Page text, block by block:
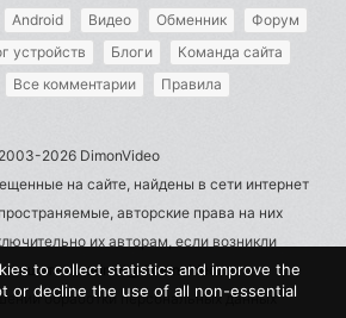
Android Видео Обменник
Форум
устройств Блоги
Команда сайта
Все комментарии Правила
2003-2026 DimonVideo
на сайте, найдены в сети интернет
авторские права на них
их авторам, если возникли
пишите на admin@dimonvideo.ru
обработки персональных данных
to collect statistics and improve the
or decline the use of all non-essential